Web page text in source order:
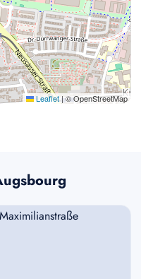
Leaflet|© OpenStreetMap